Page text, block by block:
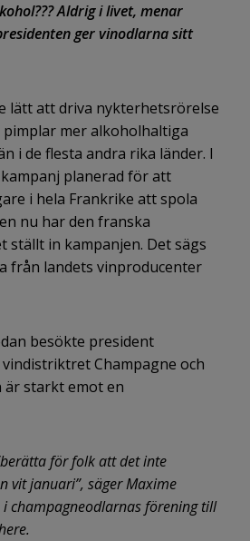
Aldrig i livet, menar
ger vinodlarna sitt
lätt att driva nykterhetsrörelse
mer alkoholhaltiga
i de flesta andra rika länder. I
planerad för att
i hela Frankrike att spola
nu har den franska
ställt in kampanjen. Det sägs
från landets vinproducenter
besökte president
Champagne och
är starkt emot en
för folk att det inte
vit januari”, säger Maxime
champagneodlarnas förening till